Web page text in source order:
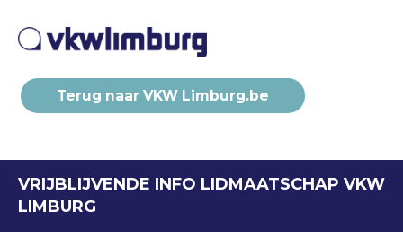
Terug naar VKW Limburg.be
VRIJBLIJVENDE INFO LIDMAATSCHAP VKW
LIMBURG